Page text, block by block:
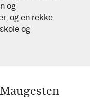
og
og en rekke
og